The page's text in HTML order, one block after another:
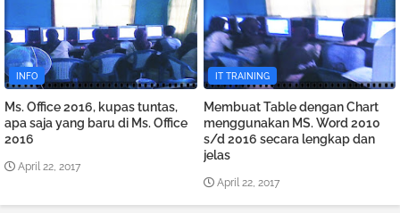
INFO
Ms. Office 2016, kupas tuntas,
apa saja yang baru di Ms. Office
2016
April 22, 2017
IT TRAINING
Membuat Table dengan Chart
menggunakan MS. Word 2010
s/d 2016 secara lengkap dan
jelas
April 22, 2017